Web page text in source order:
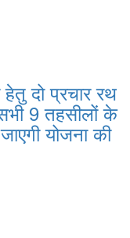
दो प्रचार रथ
9 तहसीलों के
योजना की